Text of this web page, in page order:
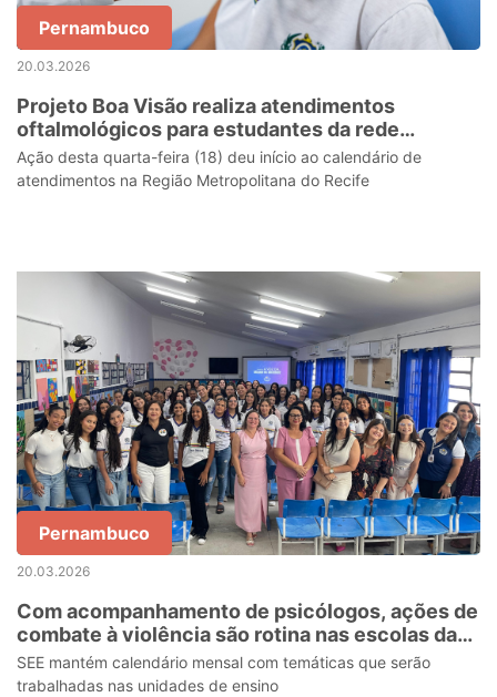
Pernambuco
20.03.2026
Projeto Boa Visão realiza atendimentos
oftalmológicos para estudantes da rede
estadual
Ação desta quarta-feira (18) deu início ao calendário de
atendimentos na Região Metropolitana do Recife
Pernambuco
20.03.2026
Com acompanhamento de psicólogos, ações de
combate à violência são rotina nas escolas da
rede estadual
SEE mantém calendário mensal com temáticas que serão
trabalhadas nas unidades de ensino